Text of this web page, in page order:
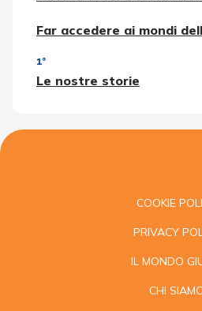
Far accedere ai mondi
1ª
Le nostre storie
COOKIE
PRIVACY
IL MONDO
CHI